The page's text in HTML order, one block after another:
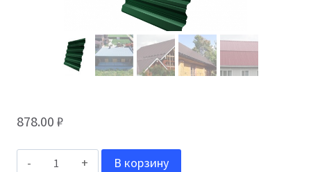
878.00 ₽
Количество
В корзину